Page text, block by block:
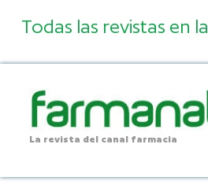
Todas las revistas en la
La revista del canal farmacia